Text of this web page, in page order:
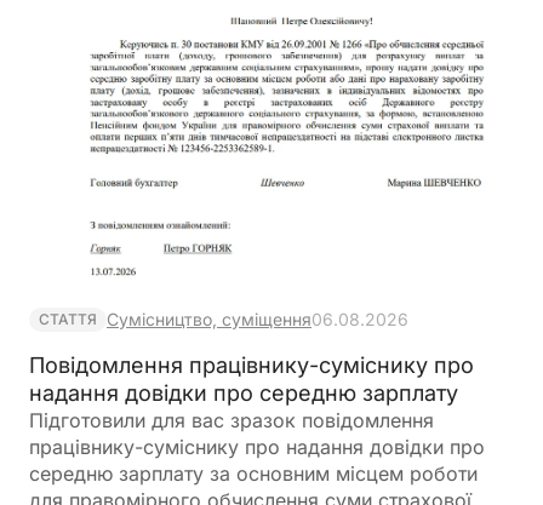
СТАТТЯ Сумісництво, суміщення06.08.2026
Повідомлення працівнику-суміснику про
надання довідки про середню зарплату
Підготовили для вас зразок повідомлення
працівнику-суміснику про надання довідки про
середню зарплату за основним місцем роботи
для правомірного обчислення суми страхової